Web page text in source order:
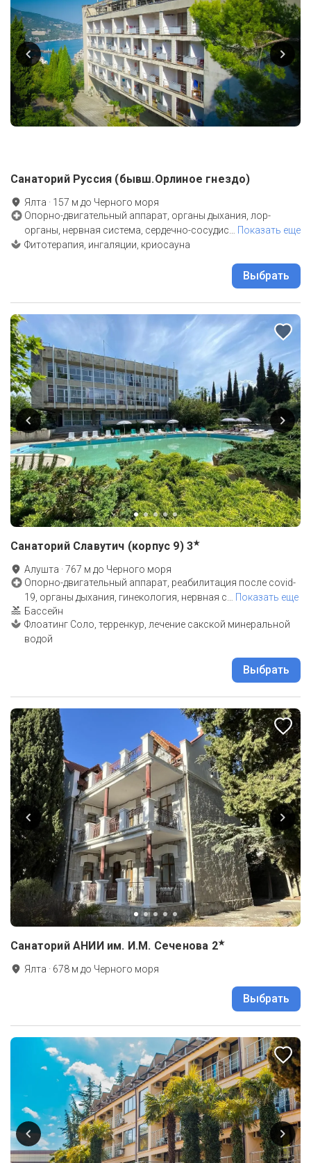
Санаторий Руссия (бывш.Орлиное гнездо)
Ялта · 157 м до Черного моря
Опорно-двигательный аппарат, органы дыхания, лор-
органы, нервная система, сердечно-сосудис… Показать еще
Фитотерапия, ингаляции, криосауна
Выбрать
Санаторий Славутич (корпус 9) 3★
Алушта ·767 м до Черного моря
Опорно-двигательный аппарат, реабилитация после covid-
19, органы дыхания, гинекология, нервная с… Показать еще
Бассейн
Флоатинг Соло, терренкур, лечение сакской минеральной
водой
Выбрать
Санаторий АНИИ им. И.М. Сеченова 2★
Ялта · 678 м до Черного моря
Выбрать